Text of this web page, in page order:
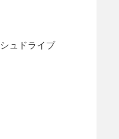
ュドライブ